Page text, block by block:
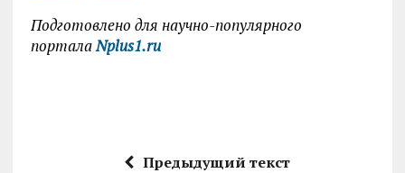
Подготовлено для научно-популярного
порталаNplus1.ru
Предыдущий текст